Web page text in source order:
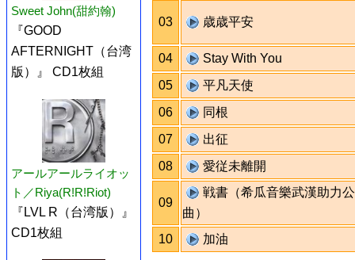
Sweet John(甜約翰)
『GOOD
AFTERNIGHT（台湾
版）』 CD1枚組
アールアールライオッ
ト／Riya(R!R!Riot)
『LVL R（台湾版）』
CD1枚組
03 歳歳平安
04
Stay With You
05
平凡天使
06
同根
07
出征
08
愛従未離開
09
戦書（希瓜音樂武漢助力
曲）
10
加油